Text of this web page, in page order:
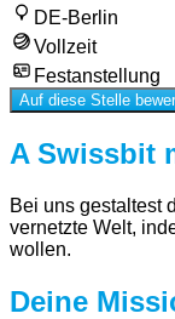
DE-Berlin
Vollzeit
Festanstellung
Auf diese Stelle
A Swissbit
Bei uns gestaltest
vernetzte Welt,
wollen.
Deine